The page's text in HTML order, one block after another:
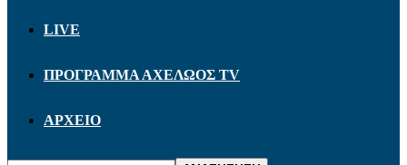
LIVE
ΠΡΟΓΡΑΜΜΑ ΑΧΕΛΩΟΣ TV
ΑΡΧΕΙΟ